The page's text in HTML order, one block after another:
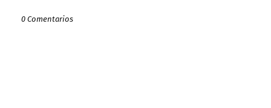
0 Comentarios